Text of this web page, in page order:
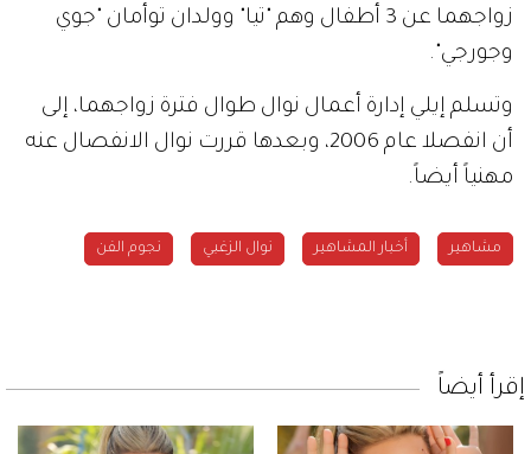
زواجهما عن 3 أطفال وهم "تيا" وولدان توأمان "جوي
وجورجي".
وتسلم إيلي إدارة أعمال نوال طوال فترة زواجهما، إلى
أن انفصلا عام 2006، وبعدها قررت نوال الانفصال عنه
مهنياً أيضاً.
مشاهير أخبار المشاهير نوال الزغبي نجوم الفن
إقرأ أيضاً